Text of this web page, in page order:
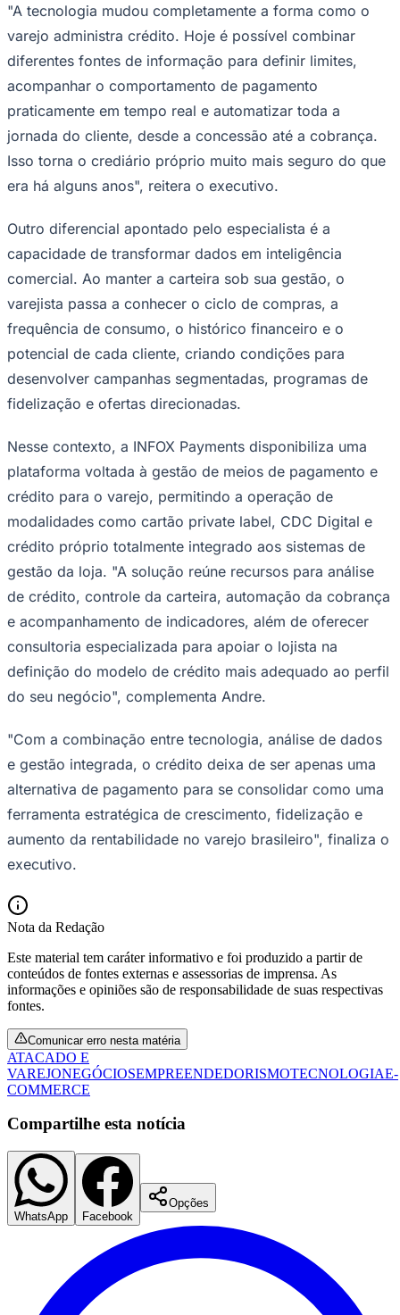
Santos
Flamengo
"A tecnologia mudou completamente a forma como o
varejo administra crédito. Hoje é possível combinar
diferentes fontes de informação para definir limites,
acompanhar o comportamento de pagamento
praticamente em tempo real e automatizar toda a
jornada do cliente, desde a concessão até a cobrança.
Isso torna o crediário próprio muito mais seguro do que
era há alguns anos", reitera o executivo.
Outro diferencial apontado pelo especialista é a
capacidade de transformar dados em inteligência
comercial. Ao manter a carteira sob sua gestão, o
varejista passa a conhecer o ciclo de compras, a
frequência de consumo, o histórico financeiro e o
potencial de cada cliente, criando condições para
desenvolver campanhas segmentadas, programas de
fidelização e ofertas direcionadas.
Nesse contexto, a INFOX Payments disponibiliza uma
plataforma voltada à gestão de meios de pagamento e
crédito para o varejo, permitindo a operação de
modalidades como cartão private label, CDC Digital e
crédito próprio totalmente integrado aos sistemas de
gestão da loja. "A solução reúne recursos para análise
de crédito, controle da carteira, automação da cobrança
e acompanhamento de indicadores, além de oferecer
consultoria especializada para apoiar o lojista na
definição do modelo de crédito mais adequado ao perfil
do seu negócio", complementa Andre.
"Com a combinação entre tecnologia, análise de dados
e gestão integrada, o crédito deixa de ser apenas uma
alternativa de pagamento para se consolidar como uma
ferramenta estratégica de crescimento, fidelização e
aumento da rentabilidade no varejo brasileiro", finaliza o
executivo.
Nota da Redação
Este material tem caráter informativo e foi produzido a partir de
conteúdos de fontes externas e assessorias de imprensa. As
informações e opiniões são de responsabilidade de suas respectivas
fontes.
Comunicar erro nesta matéria
ATACADO E
VAREJONEGÓCIOSEMPREENDEDORISMOTECNOLOGIAE-
COMMERCE
Compartilhe esta notícia
WhatsApp Facebook
Opções